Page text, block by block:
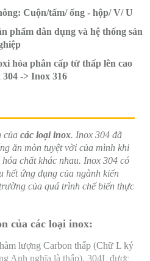
Cuộn/tấm/ ống - hộp/ V/ U
phẩm dân dụng và hệ thống sản
hóa phân cấp từ thấp lên cao
-> Inox 316
của các loại inox. Inox 304 đã
ăn mòn tuyệt vời của mình khi
chất khác nhau. Inox 304 có
hết ứng dụng của ngành kiến
của quá trình chế biến thực
của các loại inox:
lượng Carbon thấp (Chữ L ký
Anh nghĩa là thấp). 304L được